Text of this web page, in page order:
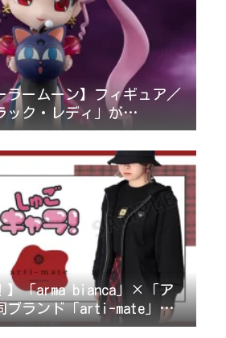
ラームーン】フィギュア／
ック・レディ」が
登場！
】「arma bianca」×「ア
ブランド「arti-mate」に
パレル、雑貨の販売が決